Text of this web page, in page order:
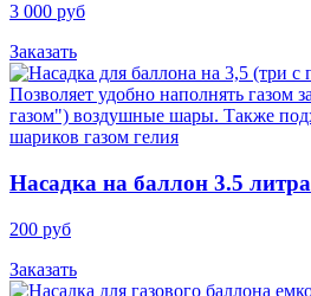
3 000 руб
Заказать
Насадка на баллон 3.5 литра
200 руб
Заказать